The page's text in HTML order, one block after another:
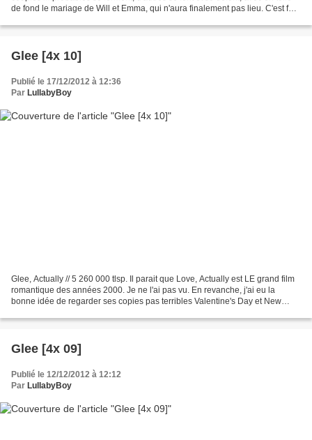
de fond le mariage de Will et Emma, qui n'aura finalement pas lieu. C'est fou
Glee [4x 10]
Publié le 17/12/2012 à 12:36
Par LullabyBoy
Glee, Actually // 5 260 000 tlsp. Il parait que Love, Actually est LE grand film
romantique des années 2000. Je ne l'ai pas vu. En revanche, j'ai eu la
bonne idée de regarder ses copies pas terribles Valentine's Day et New
Glee [4x 09]
Publié le 12/12/2012 à 12:12
Par LullabyBoy